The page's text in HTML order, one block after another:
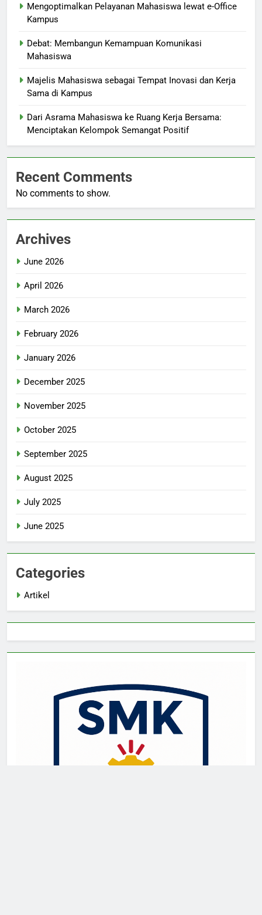
Mengoptimalkan Pelayanan Mahasiswa lewat e-Office
Kampus
Debat: Membangun Kemampuan Komunikasi
Mahasiswa
Majelis Mahasiswa sebagai Tempat Inovasi dan Kerja
Sama di Kampus
Dari Asrama Mahasiswa ke Ruang Kerja Bersama:
Menciptakan Kelompok Semangat Positif
Recent Comments
No comments to show.
Archives
June 2026
April 2026
March 2026
February 2026
January 2026
December 2025
November 2025
October 2025
September 2025
August 2025
July 2025
June 2025
Categories
Artikel